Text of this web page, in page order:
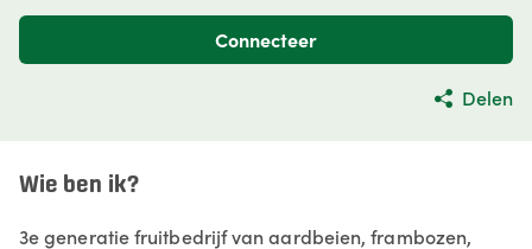
Connecteer
Delen
Wie ben ik?
3e generatie fruitbedrijf van aardbeien, frambozen,